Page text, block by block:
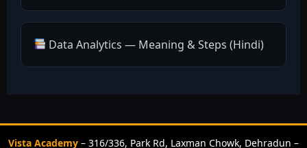
Data Analytics — Meaning & Steps (Hindi)
Vista Academy – 316/336, Park Rd, Laxman Chowk, Dehradun –